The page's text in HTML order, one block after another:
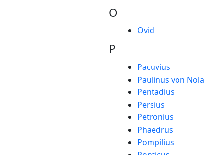
O
Ovid
P
Pacuvius
Paulinus von Nola
Pentadius
Persius
Petronius
Phaedrus
Pompilius